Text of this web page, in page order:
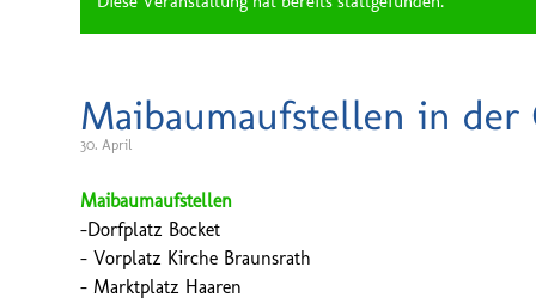
Maibaumaufstellen in
30. April
Maibaumaufstellen
-Dorfplatz Bocket
– Vorplatz Kirche Braunsrath
– Marktplatz Haaren